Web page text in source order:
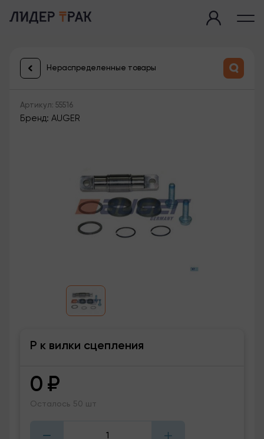
Нераспределенные товары
Артикул: 55516
Бренд: AUGER
Р к вилки сцепления
0 ₽
Осталось 50 шт